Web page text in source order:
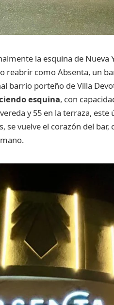
la esquina de Nueva
reabrir como Absenta, un
barrio porteño de Villa
esquina, con
y 55 en la terraza,
se vuelve el corazón del bar,